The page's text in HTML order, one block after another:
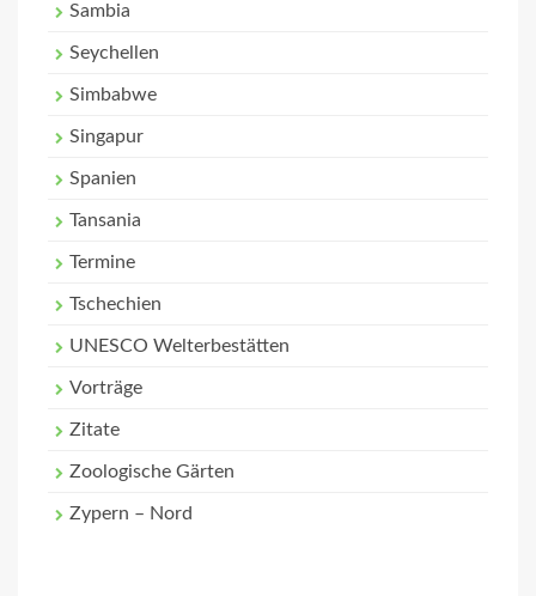
Sambia
Seychellen
Simbabwe
Singapur
Spanien
Tansania
Termine
Tschechien
UNESCO Welterbestätten
Vorträge
Zitate
Zoologische Gärten
Zypern – Nord